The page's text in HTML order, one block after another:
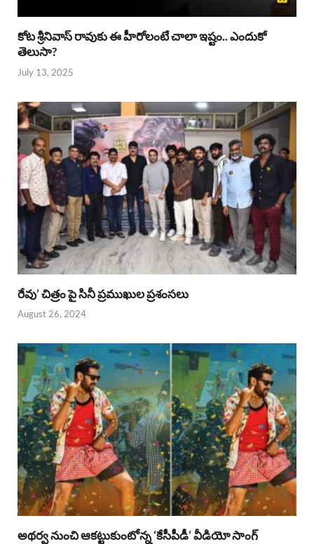
కోట శ్రీనివాస్ రావుకు ఈ హీరోలంటే చాలా ఇష్టం.. ఎందుకో
తెలుసా?
July 13, 2025
రేవు’ చిత్రం పై సినీ ప్రముఖుల ప్రశంసలు
August 26, 2024
అథర్వ నుంచి ఆకట్టుకుంటోన్న ‘కేసీపీడీ’ వీడియో సాంగ్